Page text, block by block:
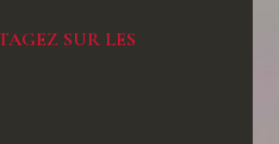
SUR LES